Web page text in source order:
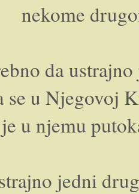
nekome
da
se u Njegovoj
je u njemu
jedni